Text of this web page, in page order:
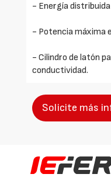
- Energía
- Potencia máxima
- Cilindro de latón
conductividad.
Solicite más